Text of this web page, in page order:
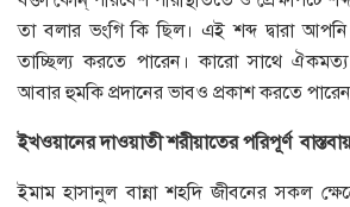
তা বলার ভংগি কি ছিল। এই শব্দ দ্বারা
তাচ্ছিল্য করতে পারেন। কারো সাথে
আবার হুমকি প্রদানের ভাবও প্রকাশ করতে
ইখওয়ানেরদাওয়াতীশরীয়াতেরপরিপূর্ণ
ইমাম হাসানুল বান্না শহদি জীবনের সকল